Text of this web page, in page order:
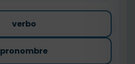
verbo
pronombre